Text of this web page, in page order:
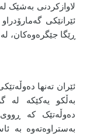
لاوازکردنی بەشێک
ئێرانێکی
ڕێگا جێگرەوەکان،
ئێران تەنها
بەڵکو یەکێکە لە
دەوڵەتێک کە
بەستراوەتەوە بە